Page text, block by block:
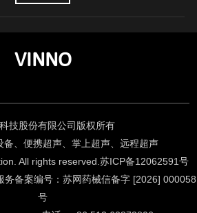
VINNO
技股份有限公司版权所有
备、便携超声、掌上超声、远程超声
All rights reserved. 苏ICP备12062591号
务备案编号：苏网药械信备字 [2026] 000058
号